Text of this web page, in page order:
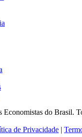
do Brasil.
de Privacidade |